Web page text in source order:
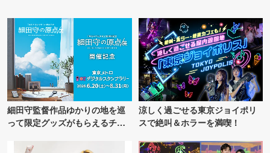
細田守監督作品ゆかりの地を巡
って限定グッズがもらえるチャ
涼しく過ごせる東京ジョイポリ
スで絶叫＆ホラーを満喫！